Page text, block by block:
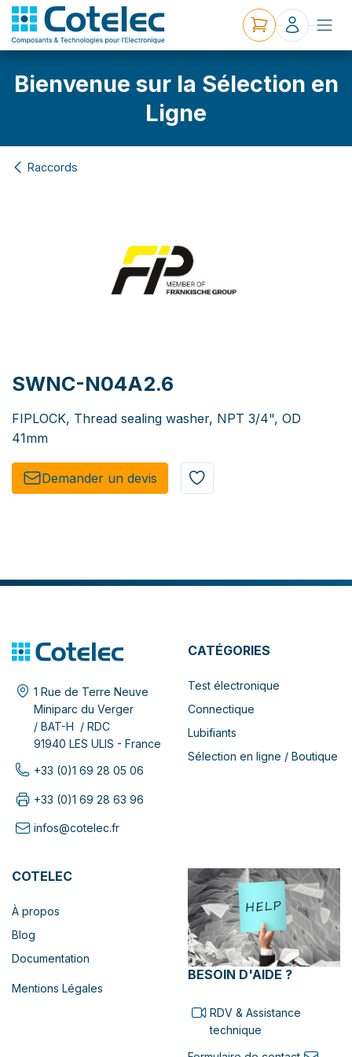
Bienvenue sur la Sélection en
Ligne
Raccords
SWNC-N04A2.6
FIPLOCK, Thread sealing washer, NPT 3/4", OD
41mm
Demander un de​​vis​​
1 Rue de Terre Neuve
Miniparc du Verger
/ BAT-H / RDC
91940 LES ULIS - France
+33 (0)1 69 28 05 06
+33 (0)1 69 28 63 96
infos@cotelec.fr
CATÉGORIES
Test électronique
Connectique
Lubifiants
Sélection en ligne / Boutique
COTELEC
À propos
Blog
Documentation
Mentions Légales
BESOIN D'AIDE ?
RDV & Assistance
technique